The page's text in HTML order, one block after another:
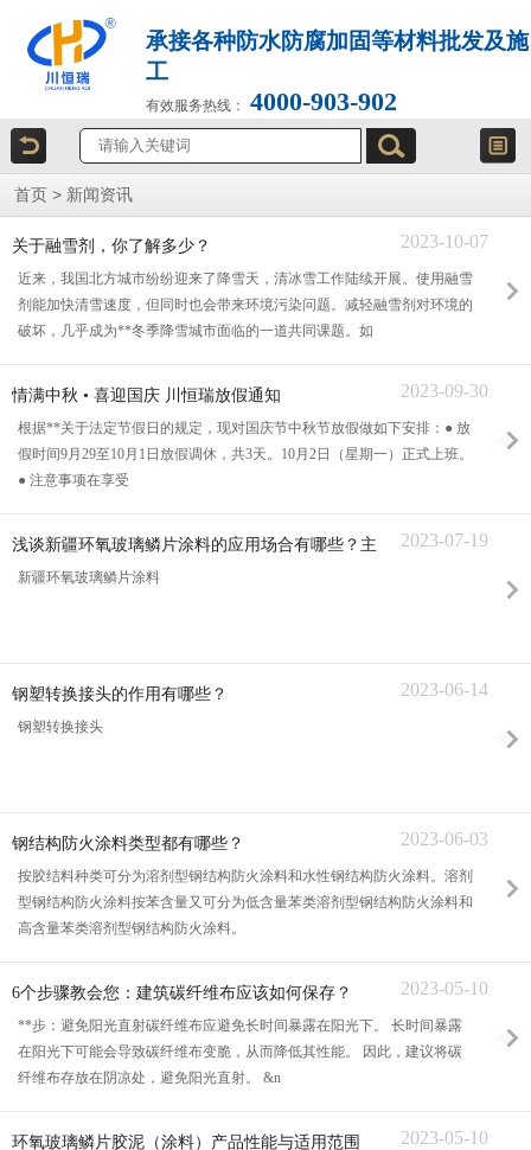
承接各种防水防腐加固等材料批发及施
工
有效服务热线： 4000-903-902
首页 > 新闻资讯
2023-10-07
关于融雪剂，你了解多少？
近来，我国北方城市纷纷迎来了降雪天，清冰雪工作陆续开展。使用融雪
剂能加快清雪速度，但同时也会带来环境污染问题。减轻融雪剂对环境的
破坏，几乎成为**冬季降雪城市面临的一道共同课题。如
2023-09-30
情满中秋 • 喜迎国庆 川恒瑞放假通知
根据**关于法定节假日的规定，现对国庆节中秋节放假做如下安排：● 放
假时间9月29至10月1日放假调休，共3天。10月2日（星期一）正式上班。
● 注意事项在享受
2023-07-19
浅谈新疆环氧玻璃鳞片涂料的应用场合有哪些？主
要特点是什么？
新疆环氧玻璃鳞片涂料
2023-06-14
钢塑转换接头的作用有哪些？
钢塑转换接头
2023-06-03
钢结构防火涂料类型都有哪些？
按胶结料种类可分为溶剂型钢结构防火涂料和水性钢结构防火涂料。溶剂
型钢结构防火涂料按苯含量又可分为低含量苯类溶剂型钢结构防火涂料和
高含量苯类溶剂型钢结构防火涂料。
2023-05-10
6个步骤教会您：建筑碳纤维布应该如何保存？
**步：避免阳光直射碳纤维布应避免长时间暴露在阳光下。 长时间暴露
在阳光下可能会导致碳纤维布变脆，从而降低其性能。 因此，建议将碳
纤维布存放在阴凉处，避免阳光直射。 &n
2023-05-10
环氧玻璃鳞片胶泥（涂料）产品性能与适用范围